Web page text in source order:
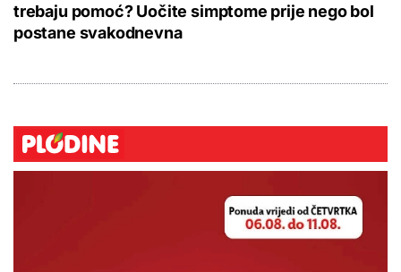
trebaju pomoć? Uočite simptome prije nego bol
postane svakodnevna